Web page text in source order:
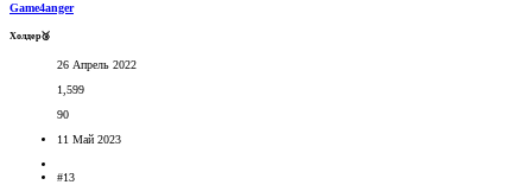
Game4anger
Холдер🥉
26 Апрель 2022
1,599
90
11 Май 2023
#13